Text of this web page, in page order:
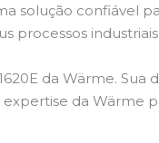
solução confiável
processos
da Wärme. Sua
da Wärme